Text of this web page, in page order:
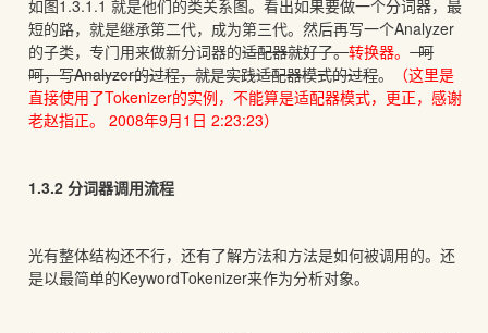
如图1.3.1.1 就是他们的类关系图。看出如果要做一个分词器，最
短的路，就是继承第二代，成为第三代。然后再写一个Analyzer
的子类，专门用来做新分词器的适配器就好了。转换器。呵
呵，写Analyzer的过程，就是实践适配器模式的过程。
（这里是
直接使用了Tokenizer的实例，不能算是适配器模式，更正，感谢
老赵指正。 2008年9月1日 2:23:23）
1.3.2 分词器调用流程
光有整体结构还不行，还有了解方法和方法是如何被调用的。还
是以最简单的KeywordTokenizer来作为分析对象。